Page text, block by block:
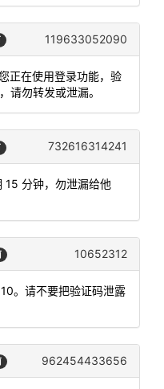
119633052090
正在使用登录功能，验
请勿转发或泄漏。
732616314241
15 分钟，勿泄漏给他
10652312
。请不要把验证码泄露
962454433656